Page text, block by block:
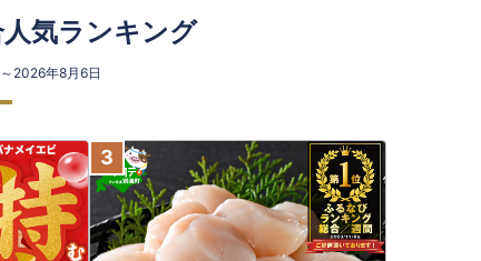
気ランキング
2026年8月6日